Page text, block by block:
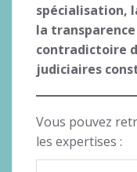
spécialisation,
la
contradictoire
judiciaires
Vous pouvez
les expertises :